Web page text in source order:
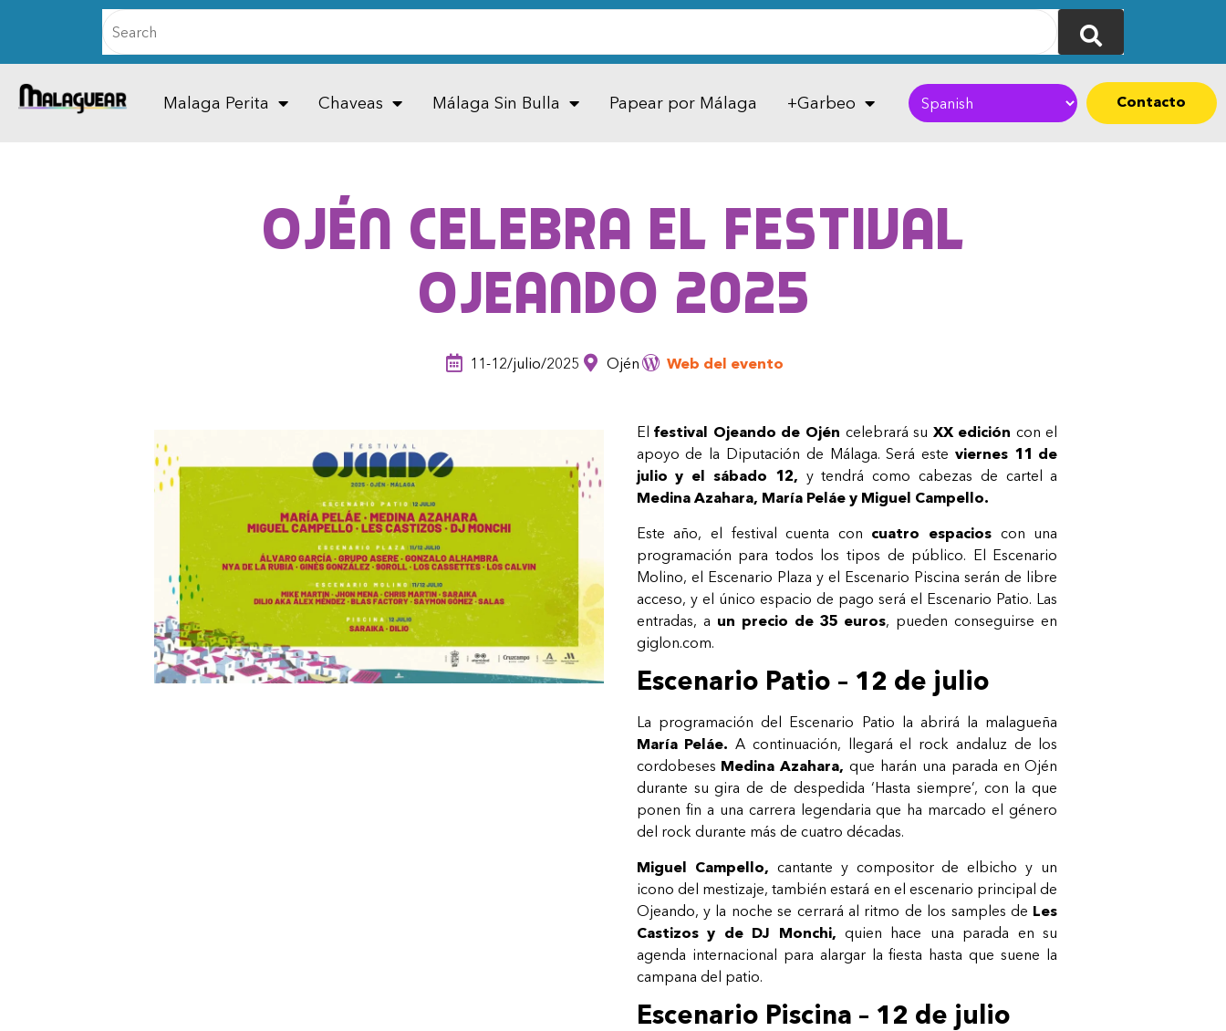
Malaga Perita Chaveas Málaga Sin Bulla Papear por Málaga +Garbeo Contacto
Ojén celebra el Festival
Ojeando 2025
11-12/julio/2025 Ojén Web del evento
Elfestival Ojeando de Ojén celebrará su XX edición con el
apoyo de la Diputación de Málaga. Será este viernes 11 de
julio y el sábado 12, y tendrá como cabezas de cartel a
Medina Azahara, María Peláe y Miguel Campello.
Este año, el festival cuenta con cuatro espacios con una
programación para todos los tipos de público. El Escenario
Molino, el Escenario Plaza y el Escenario Piscina serán de libre
acceso, y el único espacio de pago será el Escenario Patio. Las
entradas, a un precio de 35 euros, pueden conseguirse en
giglon.com.
Escenario Patio – 12 de julio
La programación del Escenario Patio la abrirá la malagueña
María Peláe. A continuación, llegará el rock andaluz de los
cordobeses Medina Azahara, que harán una parada en Ojén
durante su gira de de despedida ‘Hasta siempre’, con la que
ponen fin a una carrera legendaria que ha marcado el género
del rock durante más de cuatro décadas.
Miguel Campello, cantante y compositor de elbicho y un
icono del mestizaje, también estará en el escenario principal de
Ojeando, y la noche se cerrará al ritmo de los samples de Les
Castizos y de DJ Monchi, quien hace una parada en su
agenda internacional para alargar la fiesta hasta que suene la
campana del patio.
Escenario Piscina – 12 de julio